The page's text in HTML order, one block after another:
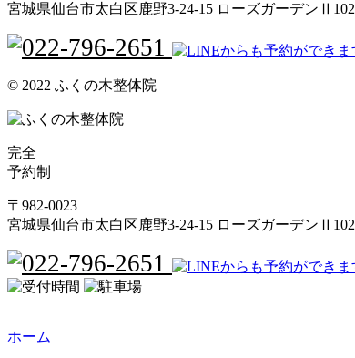
宮城県仙台市太白区鹿野3-24-15 ローズガーデンⅡ102
©︎ 2022 ふくの木整体院
完全
予約制
〒982-0023
宮城県仙台市太白区鹿野3-24-15 ローズガーデンⅡ102
ホーム